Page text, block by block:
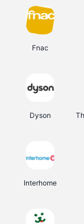
Fnac
Dyson
Interhome